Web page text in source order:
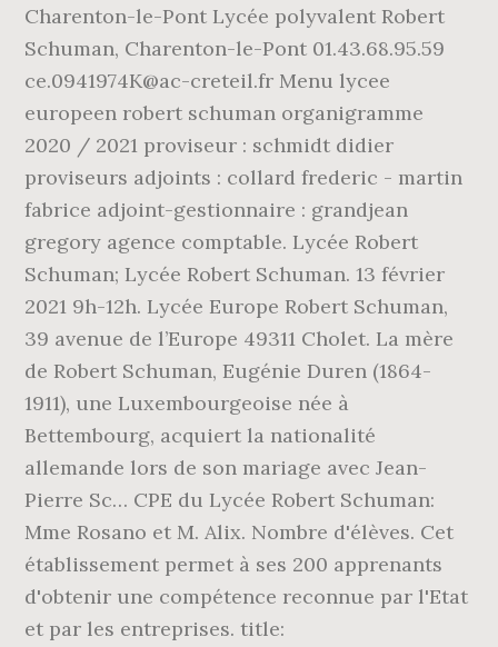
Charenton-le-Pont Lycée polyvalent Robert
Schuman, Charenton-le-Pont 01.43.68.95.59
ce.0941974K@ac-creteil.fr Menu lycee
europeen robert schuman organigramme
2020 / 2021 proviseur : schmidt didier
proviseurs adjoints : collard frederic - martin
fabrice adjoint-gestionnaire : grandjean
gregory agence comptable. Lycée Robert
Schuman; Lycée Robert Schuman. 13 février
2021 9h-12h. Lycée Europe Robert Schuman,
39 avenue de l’Europe 49311 Cholet. La mère
de Robert Schuman, Eugénie Duren (1864-
1911), une Luxembourgeoise née à
Bettembourg, acquiert la nationalité
allemande lors de son mariage avec Jean-
Pierre Sc… CPE du Lycée Robert Schuman:
Mme Rosano et M. Alix. Nombre d'élèves. Cet
établissement permet à ses 200 apprenants
d'obtenir une compétence reconnue par l'Etat
et par les entreprises. title: